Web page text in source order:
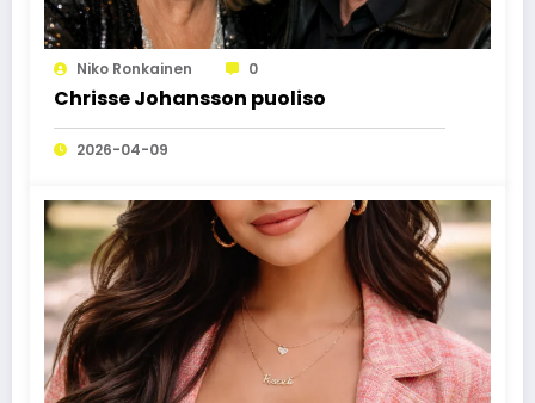
Niko Ronkainen 0
Chrisse Johansson puoliso
2026-04-09